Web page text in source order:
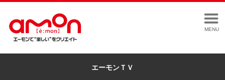
MENU
エーモンＴＶ